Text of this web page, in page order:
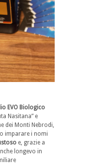
EVO Biologico
Nasitana” e
dei Monti Nebrodi,
imparare i nomi
e, grazie a
longevo in